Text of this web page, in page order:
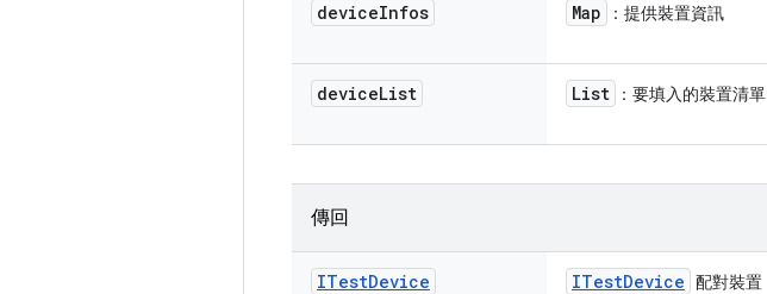
deviceInfos Map ：提供裝置資訊
deviceList List ：要填入的裝置清單
傳回
ITestDevice ITestDevice 配對裝置